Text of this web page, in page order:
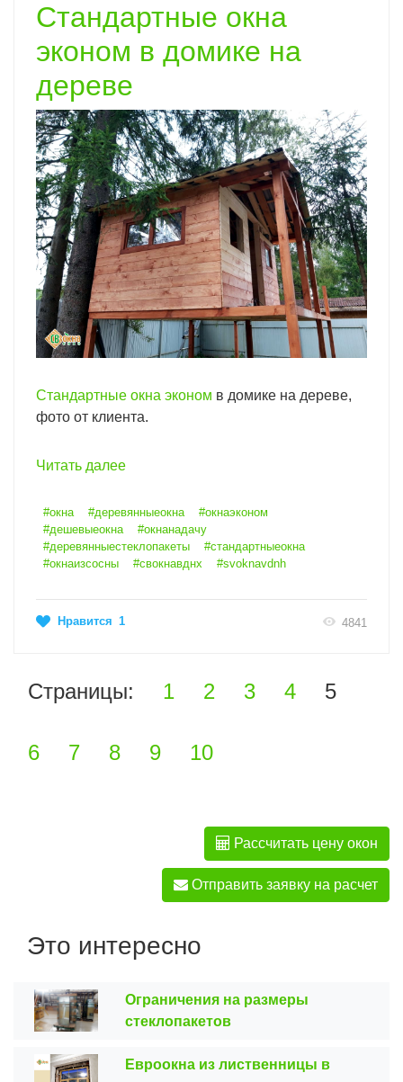
Стандартные окна
эконом в домике на
дереве
Стандартные окна эконом в домике на дереве,
фото от клиента.
Читать далее
#окна #деревянныеокна
#окнаэконом
#дешевыеокна
#окнанадачу
#деревянныестеклопакеты
#стандартныеокна
#окнаизсосны
#свокнавднх #svoknavdnh
Нравится 1 4841
Страницы: 1 2 3 4 5
6 7 8 9 10
Рассчитать цену окон
Отправить заявку на расчет
Это интересно
Ограничения на размеры
стеклопакетов
Евроокна из лиственницы в